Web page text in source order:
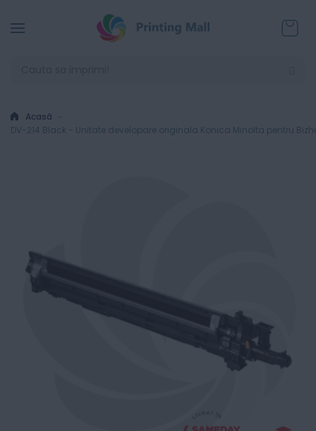
Acasă
DV-214 Black - Unitate developare originala Konica Minolta pentru